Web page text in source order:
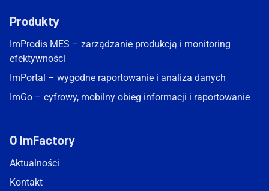
Produkty
ImProdis MES – zarządzanie produkcją i monitoring
efektywności
ImPortal – wygodne raportowanie i analiza danych
ImGo – cyfrowy, mobilny obieg informacji i raportowanie
O ImFactory
Aktualności
Kontakt